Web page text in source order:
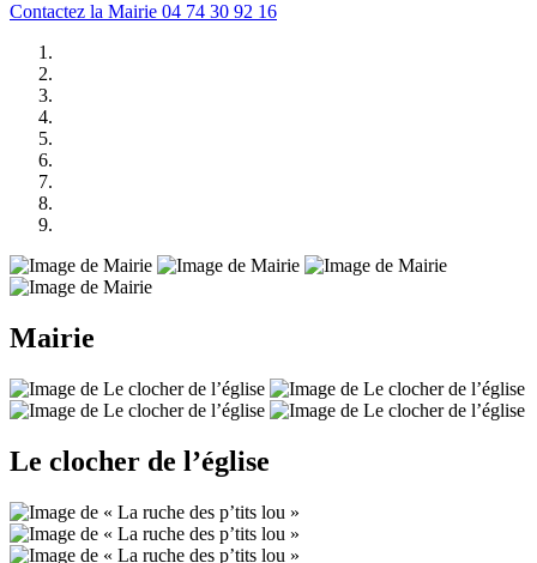
Contactez la Mairie 04 74 30 92 16
Mairie
Le clocher de l’église